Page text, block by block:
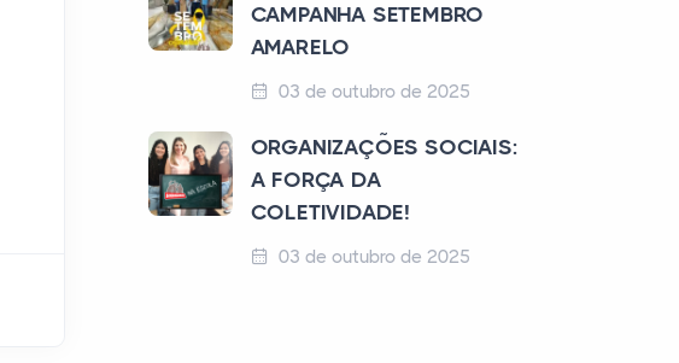
CAMPANHA SETEMBRO
AMARELO
03 de outubro de 2025
ORGANIZAÇÕES SOCIAIS:
A FORÇA DA
COLETIVIDADE!
03 de outubro de 2025